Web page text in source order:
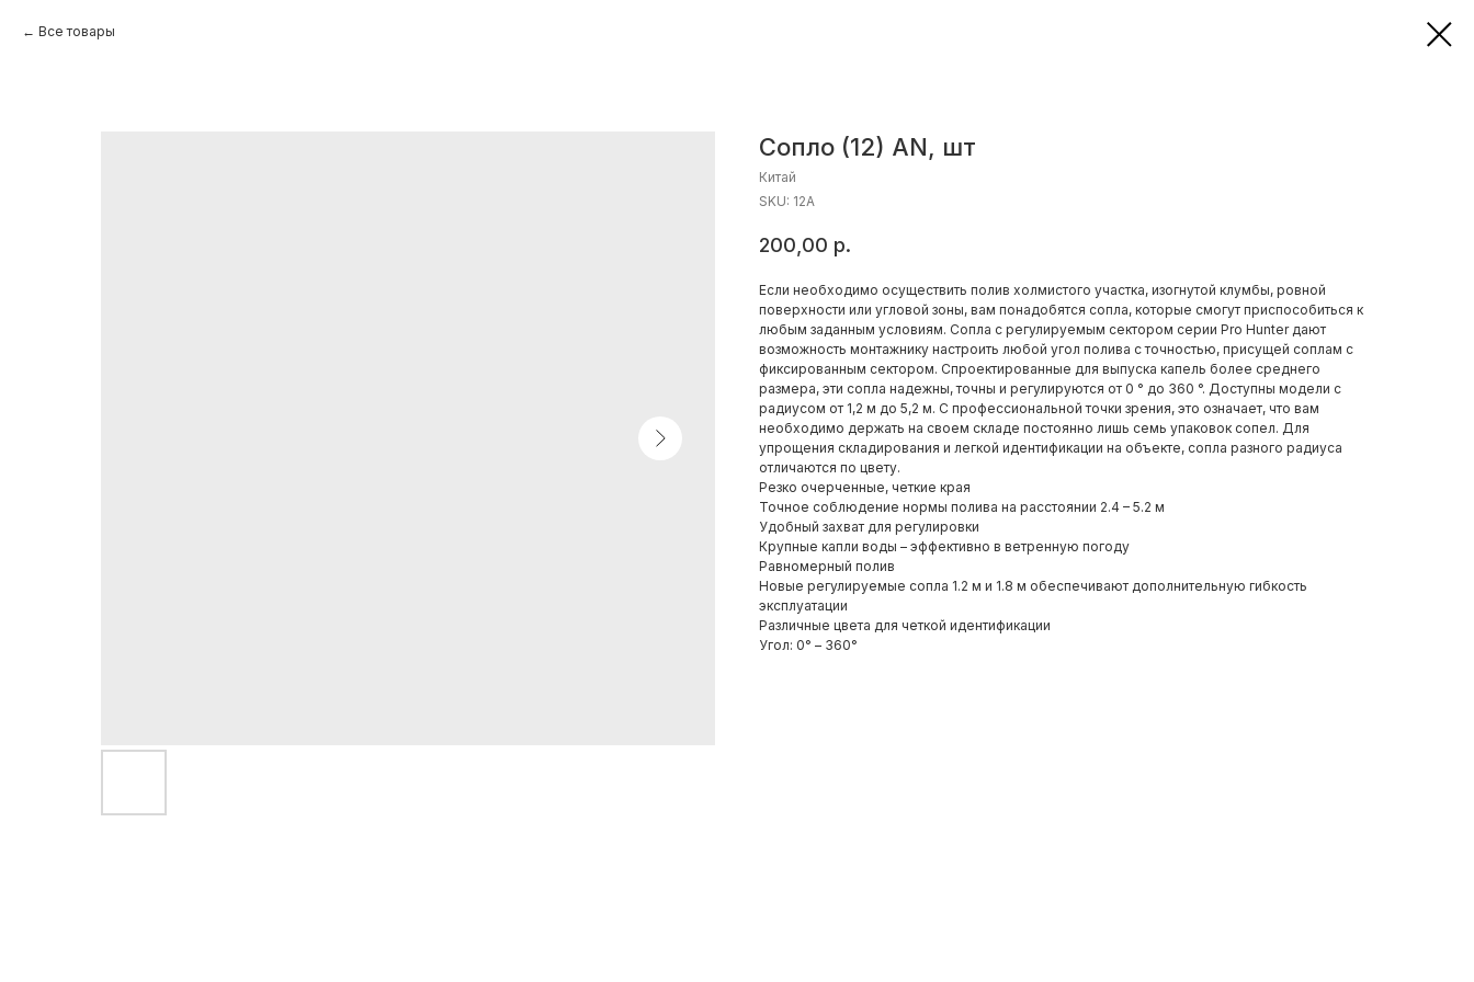
Все товары
Сопло (12) AN, шт
Китай
SKU: 12А
200,00 р.
Если необходимо осуществить полив холмистого участка, изогнутой клумбы, ровной
поверхности или угловой зоны, вам понадобятся сопла, которые смогут приспособиться к
любым заданным условиям. Сопла с регулируемым сектором серии Pro Hunter дают
возможность монтажнику настроить любой угол полива с точностью, присущей соплам с
фиксированным сектором. Спроектированные для выпуска капель более среднего
размера, эти сопла надежны, точны и регулируются от 0 ° до 360 °. Доступны модели с
радиусом от 1,2 м до 5,2 м. С профессиональной точки зрения, это означает, что вам
необходимо держать на своем складе постоянно лишь семь упаковок сопел. Для
упрощения складирования и легкой идентификации на объекте, сопла разного радиуса
отличаются по цвету.
Резко очерченные, четкие края
Точное соблюдение нормы полива на расстоянии 2.4 – 5.2 м
Удобный захват для регулировки
Крупные капли воды – эффективно в ветренную погоду
Равномерный полив
Новые регулируемые сопла 1.2 м и 1.8 м обеспечивают дополнительную гибкость
эксплуатации
Различные цвета для четкой идентификации
Угол: 0° – 360°